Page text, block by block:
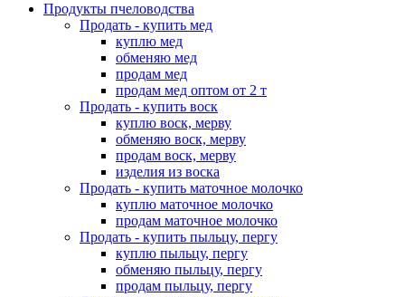
Продукты пчеловодства
Продать - купить мед
куплю мед
обменяю мед
продам мед
продам мед оптом от 2 т
Продать - купить воск
куплю воск, мерву
обменяю воск, мерву
продам воск, мерву
изделия из воска
Продать - купить маточное молочко
куплю маточное молочко
продам маточное молочко
Продать - купить пыльцу, пергу
куплю пыльцу, пергу
обменяю пыльцу, пергу
продам пыльцу, пергу